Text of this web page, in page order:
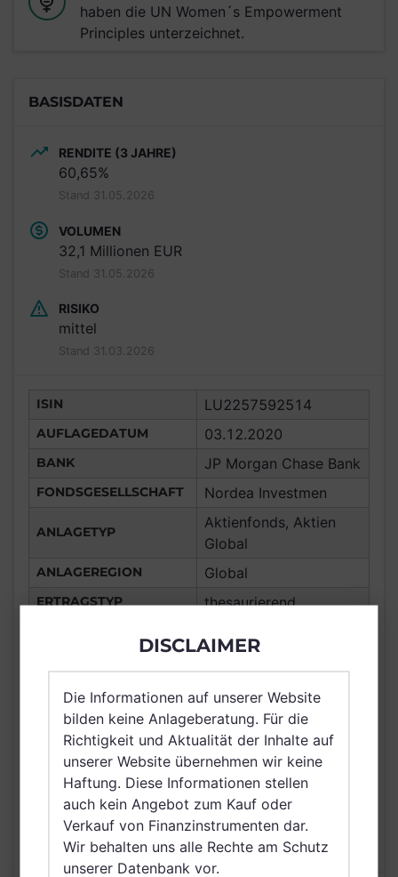
haben die UN Women´s Empowerment
Principles unterzeichnet.
BASISDATEN
RENDITE (3 JAHRE)
60,65%
Stand 31.05.2026
VOLUMEN
32,1 Millionen EUR
Stand 31.05.2026
RISIKO
mittel
Stand 31.03.2026
ISIN LU2257592514
AUFLAGEDATUM 03.12.2020
BANK JP Morgan Chase Bank
FONDSGESELLSCHAFT Nordea Investmen
ANLAGETYP
Aktienfonds, Aktien
Global
ANLAGEREGION Global
ERTRAGSTYP thesaurierend
VERTRIEBSZULASSUNG
Italien, Luxemburg,
Österreich, Schweiz,
Netherlands (Kingdom
of the), Singapur
AUSGABEAUFSCHLAG 5,00%
MAX. LAUFENDE
KOSTEN
N/A
DISCLAIMER
Die Informationen auf unserer Website
bilden keine Anlageberatung. Für die
Richtigkeit und Aktualität der Inhalte auf
unserer Website übernehmen wir keine
Haftung. Diese Informationen stellen
auch kein Angebot zum Kauf oder
Verkauf von Finanzinstrumenten dar.
Wir behalten uns alle Rechte am Schutz
unserer Datenbank vor.